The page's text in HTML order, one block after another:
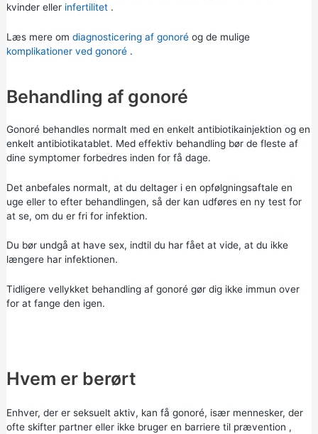
kvinder eller infertilitet.
Læs mere om diagnosticering af gonoréog de mulige
komplikationer ved gonoré.
Behandling af gonoré
Gonoré behandles normalt med en enkelt antibiotikainjektion og en
enkelt antibiotikatablet. Med effektiv behandling bør de fleste af
dine symptomer forbedres inden for få dage.
Det anbefales normalt, at du deltager i en opfølgningsaftale en
uge eller to efter behandlingen, så der kan udføres en ny test for
at se, om du er fri for infektion.
Du bør undgå at have sex, indtil du har fået at vide, at du ikke
længere har infektionen.
Tidligere vellykket behandling af gonoré gør dig ikke immun over
for at fange den igen.
Hvem er berørt
Enhver, der er seksuelt aktiv, kan få gonoré, især mennesker, der
ofte skifter partner eller ikke bruger en barriere til prævention ,